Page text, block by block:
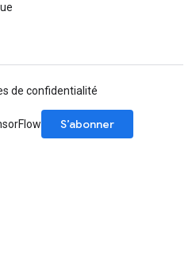
de confidentialité
S’abonner